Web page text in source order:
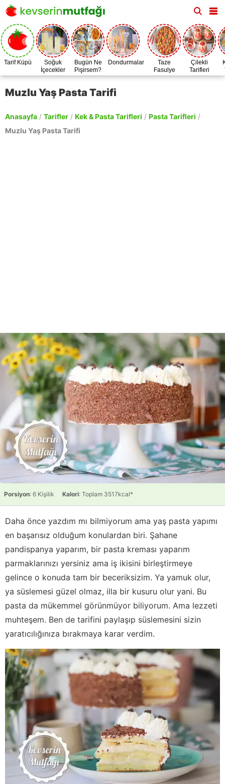
Tarif Küpü
Soğuk
İçecekler
Bugün Ne
Pişirsem?
Dondurmalar
Taze
Fasulye
Zamanı
Çilekli
Tarifleri
Muzlu Yaş Pasta Tarifi
Anasayfa / Tarifler / Kek & Pasta Tarifleri / Pasta Tarifleri /
Muzlu Yaş Pasta Tarifi
Porsiyon: 6 Kişilik Kalori: Toplam 3517kcal*
Daha önce yazdım mı bilmiyorum ama yaş pasta yapımı
en başarısız olduğum konulardan biri. Şahane
pandispanya yaparım, bir pasta kreması yaparım
parmaklarınızı yersiniz ama iş ikisini birleştirmeye
gelince o konuda tam bir beceriksizim. Ya yamuk olur,
ya süslemesi güzel olmaz, illa bir kusuru olur yani. Bu
pasta da mükemmel görünmüyor biliyorum. Ama lezzeti
muhteşem. Ben de tarifini paylaşıp süslemesini sizin
yaratıcılığınıza bırakmaya karar verdim.